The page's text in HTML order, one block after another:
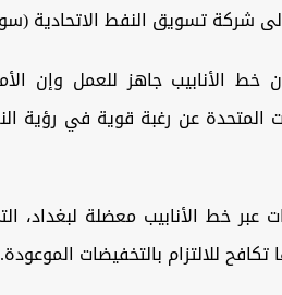
شركة تسويق النفط الاتحادية
خط الأنابيب جاهز للعمل وإن
المتحدة عن رغبة قوية في رؤية
خط الأنابيب معضلة لبغداد،
للالتزام بالتخفيضات الموعودة.